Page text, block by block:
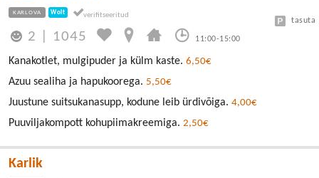
KARLOVA Wolt
2 1045 11:00-15:00
tasuta
Kanakotlet, mulgipuder ja külm kaste. 6,50€
Azuu sealiha ja hapukoorega. 5,50€
Juustune suitsukanasupp, kodune leib ürdivõiga. 4,00€
Puuviljakompott kohupiimakreemiga. 2,50€
Karlik